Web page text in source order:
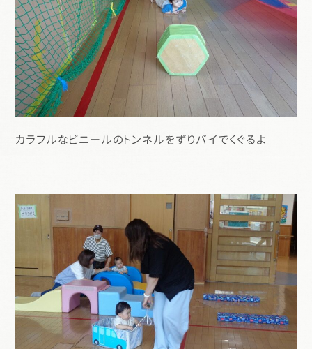
カラフルなビニールのトンネルをずりバイでくぐるよ